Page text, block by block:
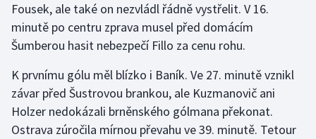
Gymnastika
Házená
Jezdectví
Judo
Fousek, ale také on nezvládl řádně vystřelit. V 16.
minutě po centru zprava musel před domácím
Šumberou hasit nebezpečí Fillo za cenu rohu.
K prvnímu gólu měl blízko i Baník. Ve 27. minutě vznikl
závar před Šustrovou brankou, ale Kuzmanovič ani
Holzer nedokázali brněnského gólmana překonat.
Ostrava zúročila mírnou převahu ve 39. minutě. Tetour